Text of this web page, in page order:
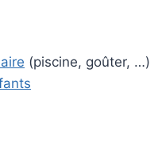
(piscine, goûter, …)